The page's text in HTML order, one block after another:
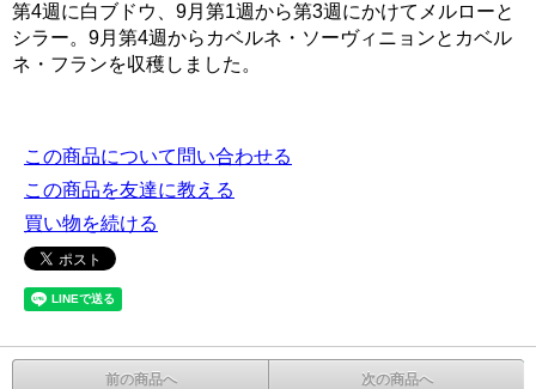
第4週に白ブドウ、9月第1週から第3週にかけてメルローと
シラー。9月第4週からカベルネ・ソーヴィニョンとカベル
ネ・フランを収穫しました。
この商品について問い合わせる
この商品を友達に教える
買い物を続ける
前の商品へ 次の商品へ